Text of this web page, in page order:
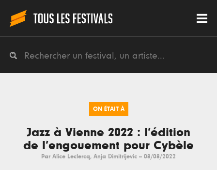
ON ÉTAIT À
Jazz à Vienne 2022 : l’édition
de l’engouement pour Cybèle
Par Alice Leclercq, Anja Dimitrijevic -- 08/08/2022